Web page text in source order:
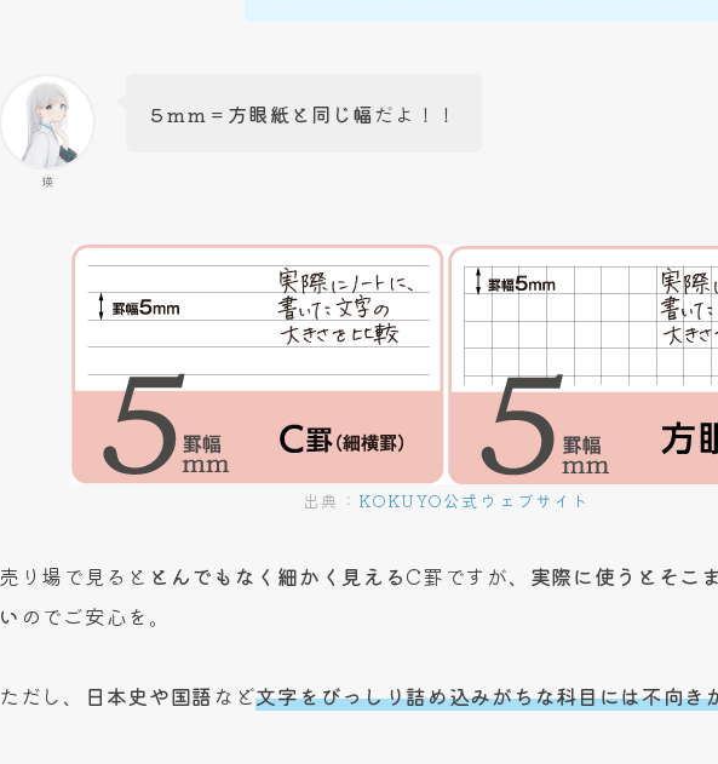
瑛
5mm＝方眼紙と同じ幅だよ！！
出典： KOKUYO公式ウェブサイト
売り場で見ると とんでもなく細かく見えるC罫ですが、 実際に使うとそこ
い のでご安心を。
ただし、 日本史や国語 など文字をびっしり詰め込みがちな科目には不向き